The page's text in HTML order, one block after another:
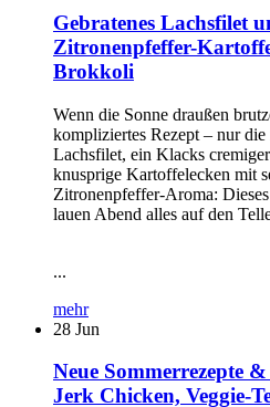
Gebratenes Lachsfilet
Zitronenpfeffer-
Brokkoli
Wenn die Sonne draußen
kompliziertes Rezept – nur
Lachsfilet, ein Klacks
knusprige Kartoffelecken mit
Zitronenpfeffer-Aroma:
lauen Abend alles auf den
...
mehr
28 Jun
Neue Sommerrezepte
Jerk Chicken, Veggie-